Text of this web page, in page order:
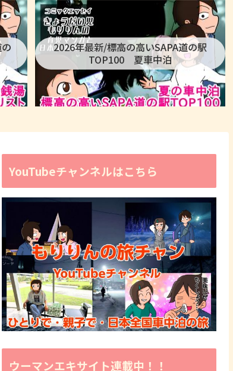
2026年最新/標高の高いSAPA道の駅
TOP100 夏車中泊
YouTubeチャンネルはこちら
ウーマンエキサイト連載中！！